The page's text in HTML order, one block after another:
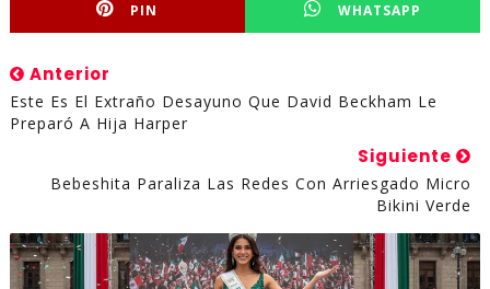
PIN WHATSAPP
Anterior
Este Es El Extraño Desayuno Que David Beckham Le
Preparó A Hija Harper
Siguiente
Bebeshita Paraliza Las Redes Con Arriesgado Micro
Bikini Verde